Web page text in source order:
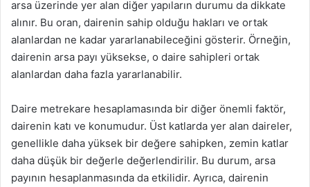
arsa üzerinde yer alan diğer yapıların durumu da dikkate
alınır. Bu oran, dairenin sahip olduğu hakları ve ortak
alanlardan ne kadar yararlanabileceğini gösterir. Örneğin,
dairenin arsa payı yüksekse, o daire sahipleri ortak
alanlardan daha fazla yararlanabilir.
Daire metrekare hesaplamasında bir diğer önemli faktör,
dairenin katı ve konumudur. Üst katlarda yer alan daireler,
genellikle daha yüksek bir değere sahipken, zemin katlar
daha düşük bir değerle değerlendirilir. Bu durum, arsa
payının hesaplanmasında da etkilidir. Ayrıca, dairenin